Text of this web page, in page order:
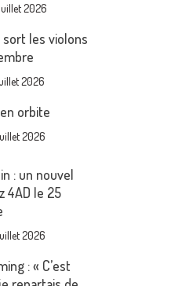
2026
les violons
2026
orbite
2026
: un nouvel
4AD le 25
2026
: « C’est